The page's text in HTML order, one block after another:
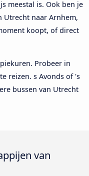
meestal is. Ook ben je
Utrecht naar Arnhem,
koopt, of direct
Probeer in
reizen. s Avonds of 's
bussen van Utrecht
van